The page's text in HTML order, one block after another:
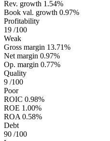
Rev. growth 1.54%
Book val. growth 0.97%
Profitability
19 /100
Weak
Gross margin 13.71%
Net margin 0.97%
Op. margin 0.77%
Quality
9 /100
Poor
ROIC 0.98%
ROE 1.00%
ROA 0.58%
Debt
90 /100